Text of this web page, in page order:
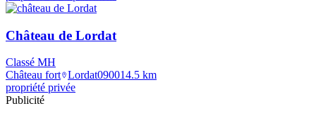
Château de Lordat
Classé MH
Château fort Lordat090014.5 km
propriété privée
Publicité